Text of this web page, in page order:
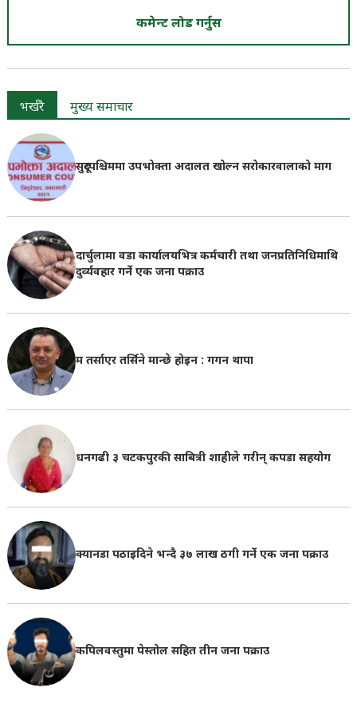
कमेन्ट लोड गर्नुस
भर्खरै मुख्य समाचार
सुदूरपश्चिममा उपभोक्ता अदालत खोल्न सरोकारवालाको माग
दार्चुलामा वडा कार्यालयभित्र कर्मचारी तथा जनप्रतिनिधिमाथि
दुर्व्यवहार गर्ने एक जना पक्राउ
म तर्साएर तर्सिने मान्छे होइन : गगन थापा
धनगढी ३ चटकपुरकी साबित्री शाहीले गरीन् कपडा सहयोग
क्यानडा पठाइदिने भन्दै ३७ लाख ठगी गर्ने एक जना पक्राउ
कपिलवस्तुमा पेस्तोल सहित तीन जना पक्राउ